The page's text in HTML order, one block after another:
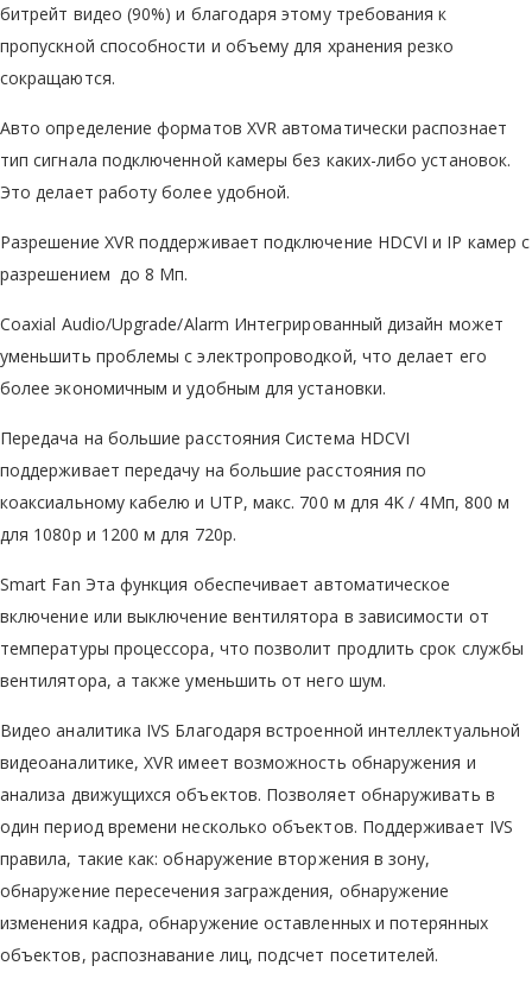
битрейт видео (90%) и благодаря этому требования к
пропускной способности и объему для хранения резко
сокращаются.
Авто определение форматов XVR автоматически распознает
тип сигнала подключенной камеры без каких-либо установок.
Это делает работу более удобной.
Разрешение XVR поддерживает подключение HDCVI и IP камер с
разрешением до 8 Мп.
Coaxial Audio/Upgrade/Alarm Интегрированный дизайн может
уменьшить проблемы с электропроводкой, что делает его
более экономичным и удобным для установки.
Передача на большие расстояния Система HDCVI
поддерживает передачу на большие расстояния по
коаксиальному кабелю и UTP, макс. 700 м для 4K / 4Mп, 800 м
для 1080p и 1200 м для 720p.
Smart Fan Эта функция обеспечивает автоматическое
включение или выключение вентилятора в зависимости от
температуры процессора, что позволит продлить срок службы
вентилятора, а также уменьшить от него шум.
Видео аналитика IVS Благодаря встроенной интеллектуальной
видеоаналитике, XVR имеет возможность обнаружения и
анализа движущихся объектов. Позволяет обнаруживать в
один период времени несколько объектов. Поддерживает IVS
правила, такие как: обнаружение вторжения в зону,
обнаружение пересечения заграждения, обнаружение
изменения кадра, обнаружение оставленных и потерянных
объектов, распознавание лиц, подсчет посетителей.